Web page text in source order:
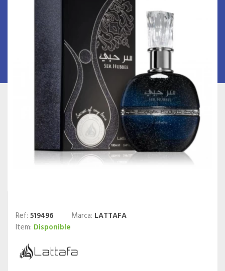
Ref: 519496 Marca: LATTAFA
Item: Disponible